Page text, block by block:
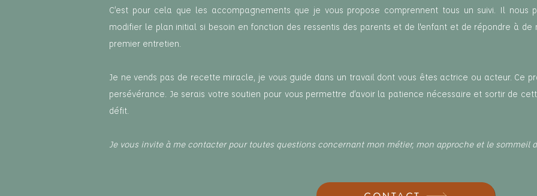
C’est pour cela que les accompagnements que je vous propose comprennent tous un suivi. Il nous
modifier le plan initial si besoin en fonction des ressentis des parents et de l'enfant et de répondre à de
premier entretien.
Je ne vends pas de recette miracle, je vous guide dans un travail dont vous êtes actrice ou acteur. Ce
persévérance. Je serais votre soutien pour vous permettre d’avoir la patience nécessaire et sortir de
défit.
Je vous invite à me contacter pour toutes questions concernant mon métier, mon approche et le sommeil